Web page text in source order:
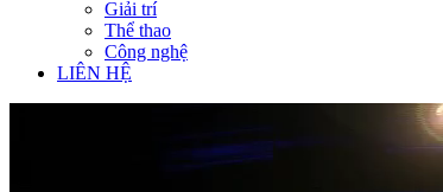
Giải trí
Thể thao
Công nghệ
LIÊN HỆ